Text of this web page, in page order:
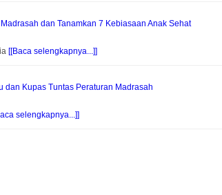
dan Tanamkan 7 Kebiasaan Anak Sehat
[[Baca selengkapnya...]]
dan Kupas Tuntas Peraturan Madrasah
selengkapnya...]]